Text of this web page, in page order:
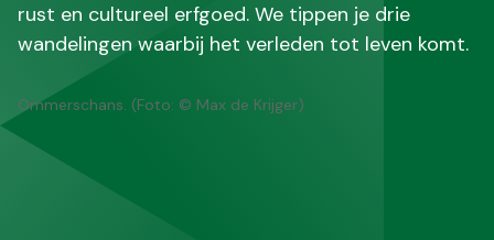
rust en cultureel erfgoed. We tippen je drie
wandelingen waarbij het verleden tot leven komt.
Ommerschans. (Foto: © Max de Krijger)